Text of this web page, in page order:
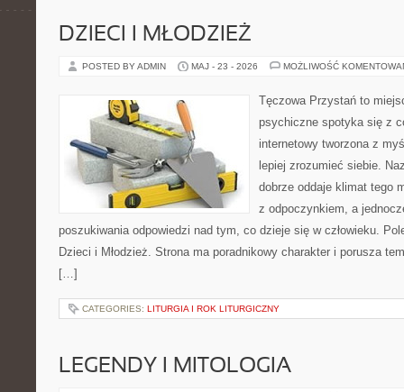
DZIECI I MŁODZIEŻ
POSTED BY ADMIN MAJ - 23 - 2026 MOŻLIWOŚĆ
Tęczowa Przystań to
psychiczne spotyka się z
internetowy tworzona z
lepiej zrozumieć siebie.
dobrze oddaje klimat tego
z odpoczynkiem, a
poszukiwania odpowiedzi nad tym, co dzieje się w człowieku.
Dzieci i Młodzież. Strona ma poradnikowy charakter i porusza
[…]
CATEGORIES: LITURGIA I ROK LITURGICZNY
LEGENDY I MITOLOGIA